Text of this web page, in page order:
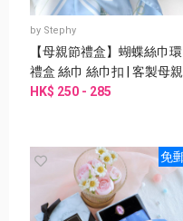
by Stephy
【母親節禮盒】蝴蝶絲巾環
禮盒 絲巾 絲巾扣 | 客製母親
心意卡片
HK$ 250 - 285
免